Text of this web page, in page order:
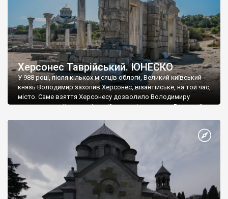
Херсонес Таврійський. ЮНЕСКО
У 988 році, після кількох місяців облоги, Великий київський
князь Володимир захопив Херсонес, візантійське, на той час,
місто. Саме взяття Херсонесу дозволило Володимиру
диктувати свої умови візантійському імператору Василю ІІ, та
Херсонесі Володимир-язичник, став Василем-християнином.
А потім було Хрещення Русі. На честь Херсонесу Таврійського